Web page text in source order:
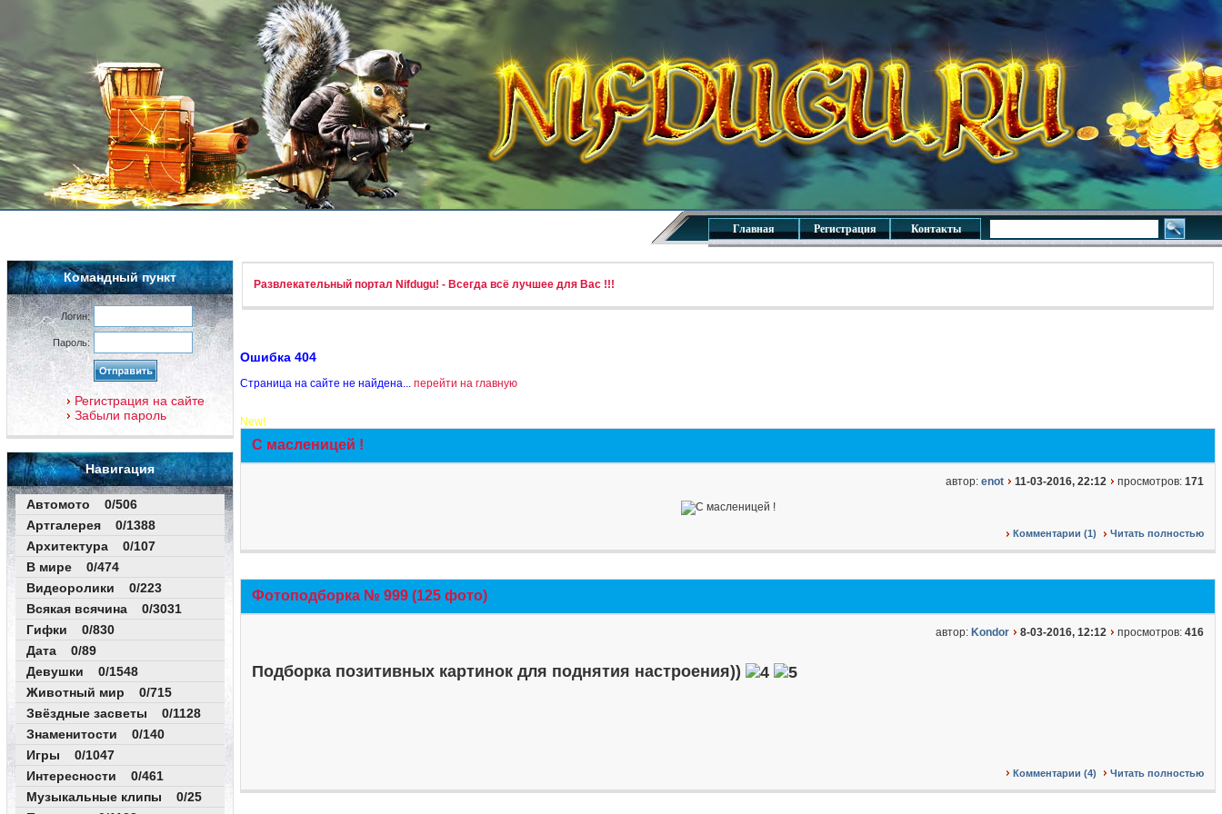
Главная Регистрация Контакты
Командный пункт
Логин:
Пароль:
Регистрация на сайте
Забыли пароль
Навигация
Автомото 0/506
Артгалерея 0/1388
Архитектура 0/107
В мире 0/474
Видеоролики 0/223
Всякая всячина 0/3031
Гифки 0/830
Дата 0/89
Девушки 0/1548
Животный мир 0/715
Звёздные засветы 0/1128
Знаменитости 0/140
Игры 0/1047
Интересности 0/461
Музыкальные клипы 0/25
Развлекательный портал Nifdugu! - Всегда всё лучшее для Вас !!!
Ошибка 404
Страница на сайте не найдена... перейти на главную
New!
С масленицей !
автор: enot 11-03-2016, 22:12 просмотров: 171
Комментарии (1) Читать полностью
Фотоподборка № 999 (125 фото)
автор: Kondor 8-03-2016, 12:12 просмотров: 416
Подборка позитивных картинок для поднятия настроения))
Комментарии (4) Читать полностью